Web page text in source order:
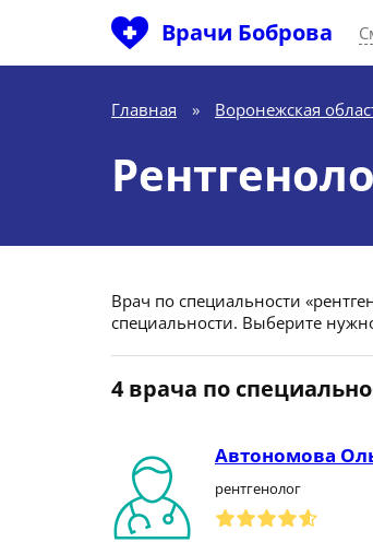
Врачи Боброва
Главная » Воронежская
Врач по специальности
специальности. Выберите
4 врача по
Автономова
рентгенолог